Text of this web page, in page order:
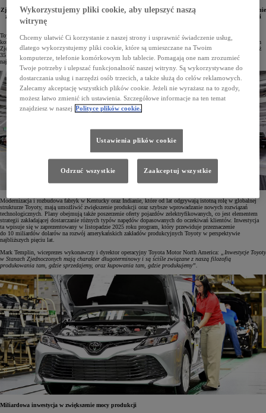
Zjednoczonych zlokalizowanych w Kentucky oraz Indianie. Inwestycja ma na celu zarówno zwiększenie
zdolności wytwórczych obecnie produkowanych modeli, jak i wdrożenie nowej, zaawansowanej linii
montażowej przeznaczonej do produkcji samochodów w pełni elektrycznych.
Toyota jest największym producentem samochodów na świecie, a w samym 2025 roku w 72 fabrykach
koncernu wyprodukowano ponad 11 milionów pojazdów. Marka prowadzi działalność produkcyjną w Stanach
Zjednoczonych od czterech dekad, a łączna liczba aut wytworzonych w tamtejszych zakładach przekroczyła już
35 milionów. Z okazji 40-lecia funkcjonowania Toyota Motor Manufacturing Kentucky (TMMK), czyli
największej fabryki koncernu na świecie, ogłoszono kolejną inwestycję przekraczającą miliard dolarów.
Modernizacja i rozbudowa fabryk w Kentucky oraz Indianie, które od lat odgrywają istotną rolę w globalnej
strukturze Toyoty, mają umożliwić zwiększenie produkcji oraz szybsze wprowadzanie nowych rozwiązań
technologicznych. Plany obejmują także poszerzenie oferty pojazdów zelektryfikowanych, co jest elementem
strategii zakładającej dostarczanie różnych typów napędów dopasowanych do oczekiwań klientów. Inwestycja
ta wpisuje się w zaprezentowany w listopadzie 2025 roku program, który przewiduje przeznaczenie
do 10 miliardów dolarów na rozwój amerykańskich zakładów produkcyjnych Toyoty w perspektywie
najbliższych pięciu lat.
Mark Templin, wiceprezes wykonawczy i dyrektor operacyjny Toyota Motor North America: „Inwestycje Toyoty
w Stanach Zjednoczonych mają charakter długoterminowy i są ściśle związane z naszą filozofią
produkowania tam, gdzie sprzedajemy, oraz kupowania tam, gdzie produkujemy”.
Miliardowa inwestycja w zwiększenie mocy produkcji
Wykorzystujemy pliki cookie, aby ulepszyć naszą
witrynę
Chcemy ułatwić Ci korzystanie z naszej strony i usprawnić świadczenie usług,
dlatego wykorzystujemy pliki cookie, które są umieszczane na Twoim
komputerze, telefonie komórkowym lub tablecie. Pomagają one nam zrozumieć
Twoje potrzeby i ulepszać funkcjonalność naszej witryny. Są wykorzystywane do
dostarczania usług i narzędzi osób trzecich, a także służą do celów reklamowych.
Zalecamy akceptację wszystkich plików cookie. Jeżeli nie wyrażasz na to zgody,
możesz łatwo zmienić ich ustawienia. Szczegółowe informacje na ten temat
znajdziesz w naszej Polityce plików cookie.
Ustawienia plików cookie
Odrzuć wszystkie Zaakceptuj wszystkie